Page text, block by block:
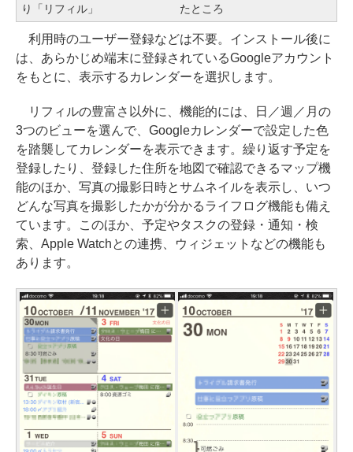
り「リフィル」
たところ
利用時のユーザー登録などは不要。インストール後に
は、あらかじめ端末に登録されているGoogleアカウント
をもとに、表示するカレンダーを選択します。
リフィルの豊富さ以外に、機能的には、日／週／月の
3つのビューを選んで、Googleカレンダーで設定した色
を踏襲してカレンダーを表示できます。繰り返す予定を
登録したり、登録した住所を地図で確認できるマップ機
能のほか、写真の撮影日時とサムネイルを表示し、いつ
どんな写真を撮影したかが分かるライフログ機能も備え
ています。このほか、予定やタスクの登録・通知・検
索、Apple Watchとの連携、ウィジェットなどの機能も
あります。